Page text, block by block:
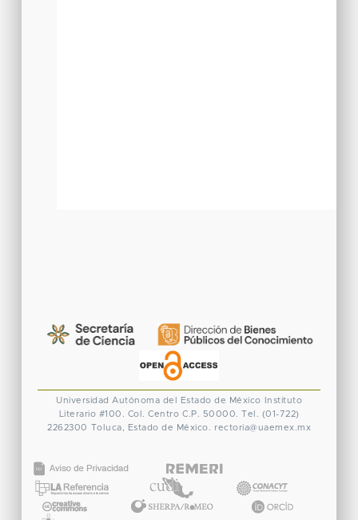
Universidad Autónoma del Estado de México
Instituto
Literario #100. Col. Centro C.P. 50000. Tel. (01-722)
2262300 Toluca, Estado de México. rectoria@uaemex.mx